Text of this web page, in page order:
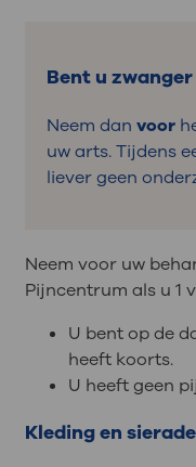
Bent u
Neem dan voor
uw arts. Tijdens
liever geen
Neem voor uw
Pijncentrum als u 1
U bent op de
heeft koorts.
U heeft geen
Kleding en